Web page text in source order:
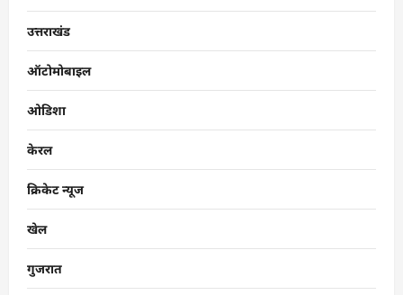
उत्तराखंड
ऑटोमोबाइल
ओडिशा
केरल
क्रिकेट न्यूज
खेल
गुजरात